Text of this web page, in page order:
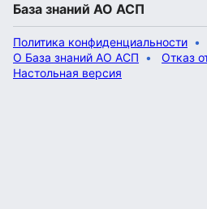
База знаний АО АСП
Политика конфиденциальности
О База знаний АО АСП
Отказ
Настольная версия